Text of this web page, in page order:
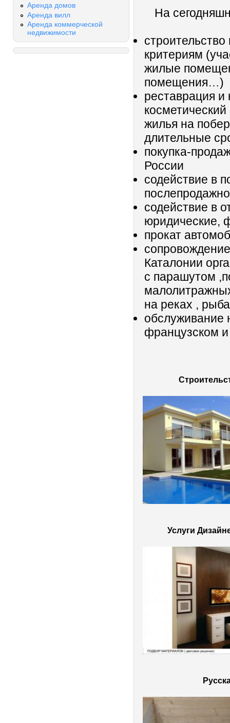
Аренда домов
Аренда вилл
Аренда коммерческой
недвижимости
На
критериям
жилые
помещения…)
реставрация
жилья на
длительные
покупка-
России
содействие в
содействие в
юридические,
прокат
Каталонии
с парашутом
на реках ,
обслуживание
французском
Услуги